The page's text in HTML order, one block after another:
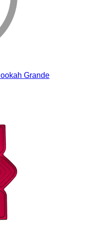
Grande